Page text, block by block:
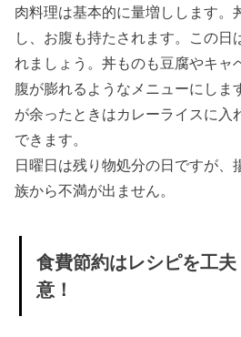
肉料理は基本的に量増しします。
し、お腹も持たされます。この日
れましょう。丼ものも豆腐やキャ
腹が膨れるようなメニューにしま
が余ったときはカレーライスに入
できます。
日曜日は残り物処分の日ですが、
族から不満が出ません。
食費節約はレシピを工
意！